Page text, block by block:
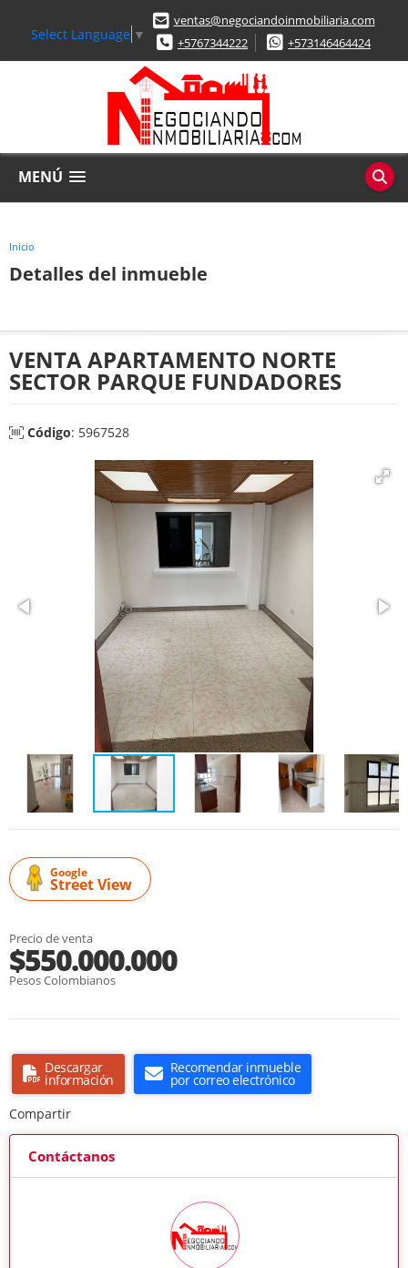
Select Language ▼
ventas@negociandoinmobiliaria.com
+5767344222
+573146464424
MENÚ
Inicio
Detalles del inmueble
VENTA APARTAMENTO NORTE
SECTOR PARQUE FUNDADORES
Código: 5967528
Google
Street View
Precio de venta
$550.000.000
Pesos Colombianos
Descargar
información
Recomendar inmueble
por correo electrónico
Compartir
Contáctanos